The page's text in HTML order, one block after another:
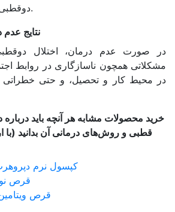
دوقطبی را حتی وخیم تر کنند.
نتایج
در صورت عدم درمان، اختلال
مشکلاتی همچون ناسازگاری در روابط
در محیط کار و تحصیل، و حتی
خرید محصولات مشابه هر آنچه باید درباره
قطبی و روش‌های درمانی آن بدانید (با
کپسول نرم دپروهرب
قرص
قرص ویتامین ب 12